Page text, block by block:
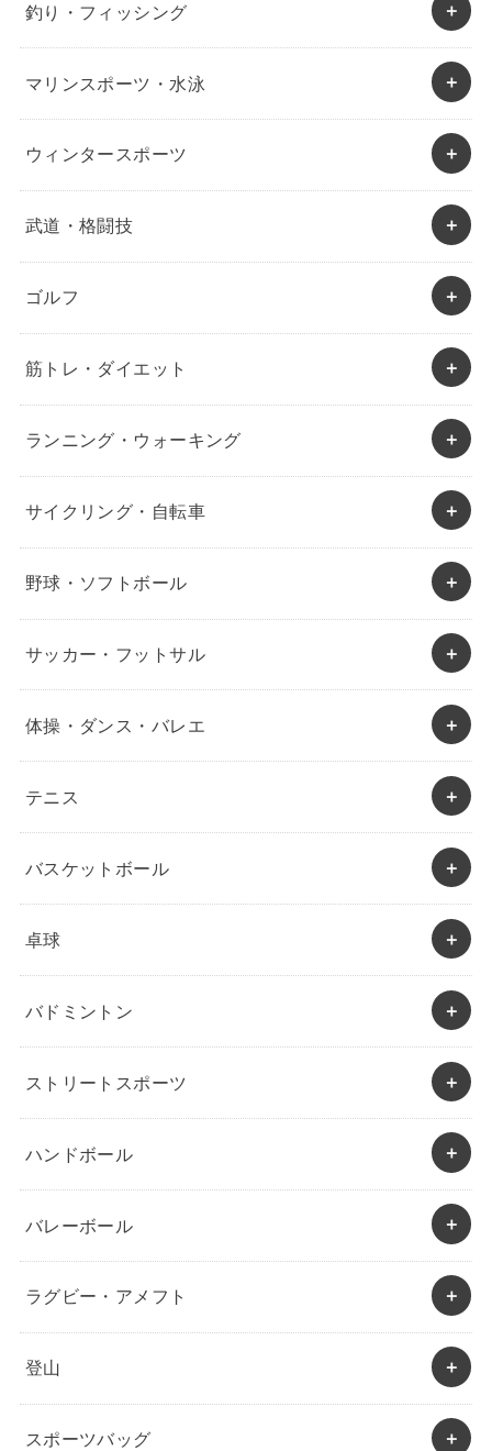
釣り・フィッシング
マリンスポーツ・水泳
ウィンタースポーツ
武道・格闘技
ゴルフ
筋トレ・ダイエット
ランニング・ウォーキング
サイクリング・自転車
野球・ソフトボール
サッカー・フットサル
体操・ダンス・バレエ
テニス
バスケットボール
卓球
バドミントン
ストリートスポーツ
ハンドボール
バレーボール
ラグビー・アメフト
登山
スポーツバッグ